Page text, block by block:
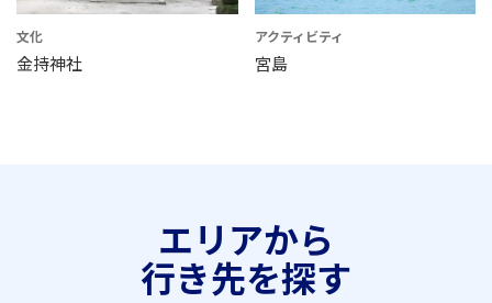
文化
金持神社
アクティビティ
宮島
エリアから
行き先を探す